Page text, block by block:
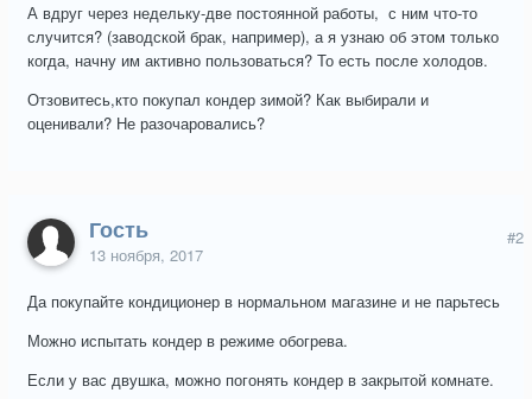
А вдруг через недельку-две постоянной работы, с ним что-то
случится? (заводской брак, например), а я узнаю об этом только
когда, начну им активно пользоваться? То есть после холодов.
Отзовитесь,кто покупал кондер зимой? Как выбирали и
оценивали? Не разочаровались?
Гость
13 ноября, 2017
#2
Да покупайте кондиционер в нормальном магазине и не парьтесь
Можно испытать кондер в режиме обогрева.
Если у вас двушка, можно погонять кондер в закрытой комнате.